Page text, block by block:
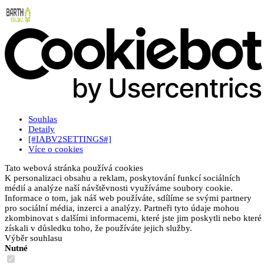
Souhlas
Detaily
[#IABV2SETTINGS#]
Více o cookies
Tato webová stránka používá cookies
K personalizaci obsahu a reklam, poskytování funkcí sociálních
médií a analýze naší návštěvnosti využíváme soubory cookie.
Informace o tom, jak náš web používáte, sdílíme se svými partnery
pro sociální média, inzerci a analýzy. Partneři tyto údaje mohou
zkombinovat s dalšími informacemi, které jste jim poskytli nebo které
získali v důsledku toho, že používáte jejich služby.
Výběr souhlasu
Nutné